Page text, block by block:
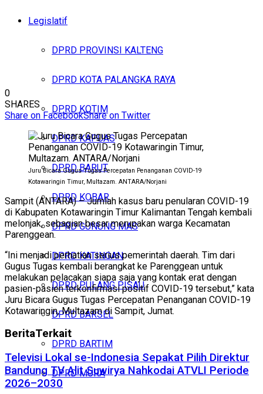
Legislatif
DPRD PROVINSI KALTENG
DPRD KOTA PALANGKA RAYA
DPRD KOTIM
DPRD KAPUAS
DPRD BARUT
DPRD KOBAR
DPRD GUNUNG MAS
DPRD KATINGAN
DPRD PULANG PISAU
DPRD BARSEL
DPRD BARTIM
DPRD MURA
0
SHARES
Share on FacebookShare on Twitter
Juru Bicara Gugus Tugas Percepatan Penanganan COVID-19
Kotawaringin Timur, Multazam. ANTARA/Norjani
Sampit (ANTARA) – Jumlah kasus baru penularan COVID-19
di Kabupaten Kotawaringin Timur Kalimantan Tengah kembali
melonjak, sebagian besar merupakan warga Kecamatan
Parenggean.
“Ini menjadi perhatian serius pemerintah daerah. Tim dari
Gugus Tugas kembali berangkat ke Parenggean untuk
melakukan pelacakan siapa saja yang kontak erat dengan
pasien-pasien terkonfirmasi positif COVID-19 tersebut,” kata
Juru Bicara Gugus Tugas Percepatan Penanganan COVID-19
Kotawaringin, Multazam di Sampit, Jumat.
BeritaTerkait
Televisi Lokal se-Indonesia Sepakat Pilih Direktur
Bandung TV Alit Suwirya Nahkodai ATVLI Periode
2026–2030